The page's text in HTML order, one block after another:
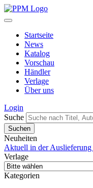
Startseite
News
Katalog
Vorschau
Händler
Verlage
Über uns
Login
Suche
Neuheiten
Aktuell in der Auslieferung
Verlage
Kategorien